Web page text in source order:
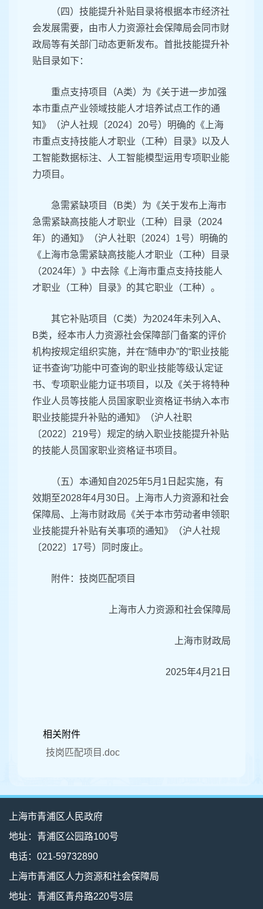
（四）技能提升补贴目录将根据本市经济社
会发展需要，由市人力资源社会保障局会同市财
政局等有关部门动态更新发布。首批技能提升补
贴目录如下：
重点支持项目（A类）为《关于进一步加强
本市重点产业领域技能人才培养试点工作的通
知》（沪人社规〔2024〕20号）明确的《上海
市重点支持技能人才职业（工种）目录》以及人
工智能数据标注、人工智能模型运用专项职业能
力项目。
急需紧缺项目（B类）为《关于发布上海市
急需紧缺高技能人才职业（工种）目录（2024
年）的通知》（沪人社职〔2024〕1号）明确的
《上海市急需紧缺高技能人才职业（工种）目录
（2024年）》中去除《上海市重点支持技能人
才职业（工种）目录》的其它职业（工种）。
其它补贴项目（C类）为2024年未列入A、
B类，经本市人力资源社会保障部门备案的评价
机构按规定组织实施，并在“随申办”的“职业技能
证书查询”功能中可查询的职业技能等级认定证
书、专项职业能力证书项目，以及《关于将特种
作业人员等技能人员国家职业资格证书纳入本市
职业技能提升补贴的通知》（沪人社职
〔2022〕219号）规定的纳入职业技能提升补贴
的技能人员国家职业资格证书项目。
（五）本通知自2025年5月1日起实施，有
效期至2028年4月30日。上海市人力资源和社会
保障局、上海市财政局《关于本市劳动者申领职
业技能提升补贴有关事项的通知》（沪人社规
〔2022〕17号）同时废止。
附件：技岗匹配项目
上海市人力资源和社会保障局
上海市财政局
2025年4月21日
相关附件
技岗匹配项目.doc
上海市青浦区人民政府
地址：青浦区公园路100号
电话：021-59732890
上海市青浦区人力资源和社会保障局
地址：青浦区青舟路220号3层